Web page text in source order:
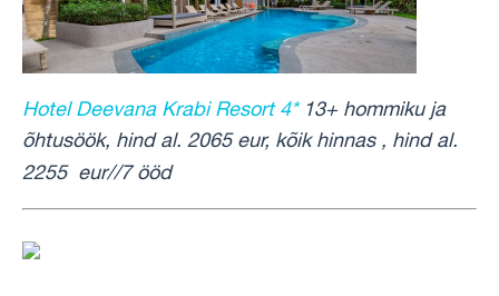
Hotel Deevana Krabi Resort 4*13+ hommiku ja
õhtusöök, hind al. 2065 eur, kõik hinnas , hind al.
2255 eur//7 ööd